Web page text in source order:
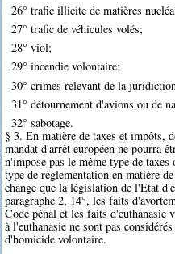
26° trafic illicite de matières
27° trafic de véhicules volés;
28° viol;
29° incendie volontaire;
30° crimes relevant de la
31° détournement d'avions ou de
32° sabotage.
§ 3. En matière de taxes et impôts,
mandat d'arrêt européen ne pourra
n'impose pas le même type de
type de réglementation en matière
change que la législation de l'Etat
paragraphe 2, 14°, les faits
Code pénal et les faits d'euthanasie
à l'euthanasie ne sont pas
d'homicide volontaire.